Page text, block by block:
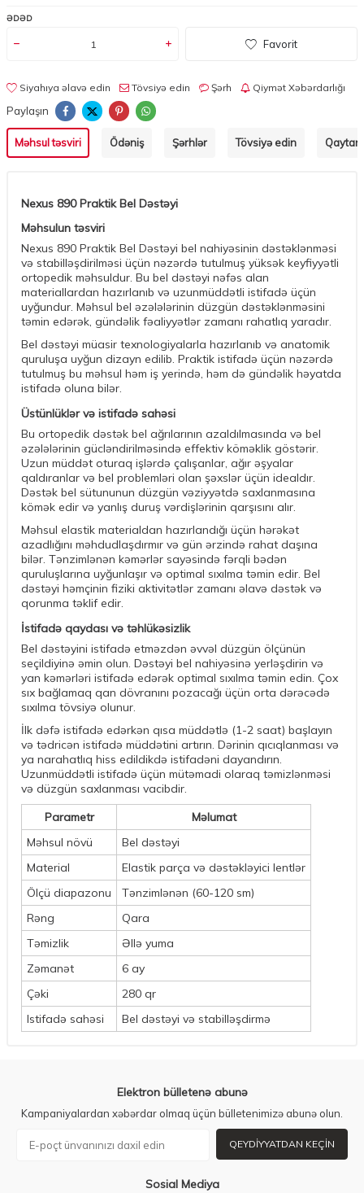
ƏDƏD
Favorit
Siyahıya əlavə edin Tövsiyə edin Şərh Qiymət Xəbərdarlığı
Paylaşın
Məhsul təsviri Ödəniş Şərhlər Tövsiyə edin
Nexus 890 Praktik Bel Dəstəyi
Məhsulun təsviri
Nexus 890 Praktik Bel Dəstəyi bel nahiyəsinin dəstəklənməsi
və stabilləşdirilməsi üçün nəzərdə tutulmuş yüksək keyfiyyətli
ortopedik məhsuldur. Bu bel dəstəyi nəfəs alan
materiallardan hazırlanıb və uzunmüddətli istifadə üçün
uyğundur. Məhsul bel əzələlərinin düzgün dəstəklənməsini
təmin edərək, gündəlik fəaliyyətlər zamanı rahatlıq yaradır.
Bel dəstəyi müasir texnologiyalarla hazırlanıb və anatomik
quruluşa uyğun dizayn edilib. Praktik istifadə üçün nəzərdə
tutulmuş bu məhsul həm iş yerində, həm də gündəlik həyatda
istifadə oluna bilər.
Üstünlüklər və istifadə sahəsi
Bu ortopedik dəstək bel ağrılarının azaldılmasında və bel
əzələlərinin gücləndirilməsində effektiv köməklik göstərir.
Uzun müddət oturaq işlərdə çalışanlar, ağır əşyalar
qaldıranlar və bel problemləri olan şəxslər üçün idealdır.
Dəstək bel sütununun düzgün vəziyyətdə saxlanmasına
kömək edir və yanlış duruş vərdişlərinin qarşısını alır.
Məhsul elastik materialdan hazırlandığı üçün hərəkət
azadlığını məhdudlaşdırmır və gün ərzində rahat daşına
bilər. Tənzimlənən kəmərlər sayəsində fərqli bədən
quruluşlarına uyğunlaşır və optimal sıxılma təmin edir. Bel
dəstəyi həmçinin fiziki aktivitətlər zamanı əlavə dəstək və
qorunma təklif edir.
İstifadə qaydası və təhlükəsizlik
Bel dəstəyini istifadə etməzdən əvvəl düzgün ölçünün
seçildiyinə əmin olun. Dəstəyi bel nahiyəsinə yerləşdirin və
yan kəmərləri istifadə edərək optimal sıxılma təmin edin. Çox
sıx bağlamaq qan dövranını pozacağı üçün orta dərəcədə
sıxılma tövsiyə olunur.
İlk dəfə istifadə edərkən qısa müddətlə (1-2 saat) başlayın
və tədricən istifadə müddətini artırın. Dərinin qıcıqlanması və
ya narahatlıq hiss edildikdə istifadəni dayandırın.
Uzunmüddətli istifadə üçün mütəmadi olaraq təmizlənməsi
və düzgün saxlanması vacibdir.
Parametr
Məlumat
Məhsul növü
Bel dəstəyi
Material
Elastik parça və dəstəkləyici lentlər
Ölçü diapazonu
Tənzimlənən (60-120 sm)
Rəng
Qara
Təmizlik
Əllə yuma
Zəmanət
6 ay
Çəki
280 qr
Istifadə sahəsi
Bel dəstəyi və stabilləşdirmə
Elektron bülletenə abunə
Kampaniyalardan xəbərdar olmaq üçün bülletenimizə abunə olun.
QEYDIYYATDAN KEÇIN
Sosial Mediya